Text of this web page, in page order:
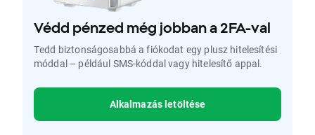
Védd pénzed még jobban a 2FA-val
Tedd biztonságosabbá a fiókodat egy plusz hitelesítési
móddal – például SMS-kóddal vagy hitelesítő appal.
Alkalmazás letöltése